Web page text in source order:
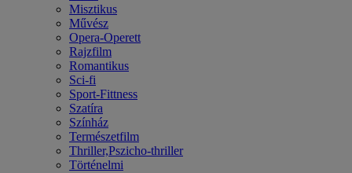
Misztikus
Művész
Opera-Operett
Rajzfilm
Romantikus
Sci-fi
Sport-Fittness
Szatíra
Színház
Természetfilm
Thriller,Pszicho-thriller
Történelmi